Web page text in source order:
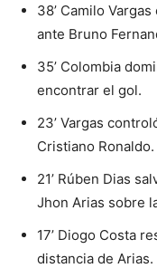
38’ Camilo
ante Bruno
35’ Colombia
encontrar el gol.
23’ Vargas
Cristiano Ronaldo.
21’ Rúben Dias
Jhon Arias sobre
17’ Diogo Costa
distancia de Arias.